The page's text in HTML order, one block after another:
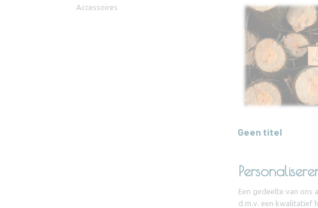
Accessoires
Geen titel
Een gedeelte van ons
d.m.v. een kwalitatief